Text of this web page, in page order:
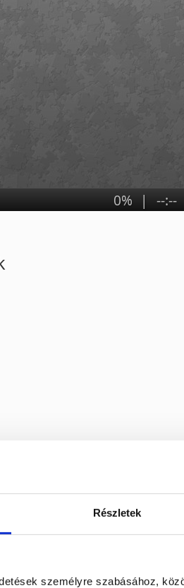
Részletek
személyre szabásához,